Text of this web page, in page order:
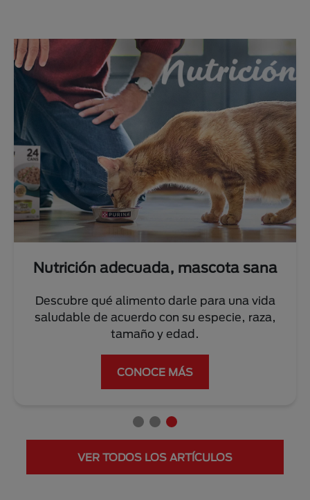
Next
Nutrición adecuada, mascota sana
Descubre qué alimento darle para una vida
saludable de acuerdo con su especie, raza,
tamaño y edad.
CONOCE MÁS
VER TODOS LOS ARTÍCULOS